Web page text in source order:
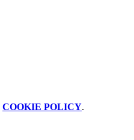
COOKIE POLICY.